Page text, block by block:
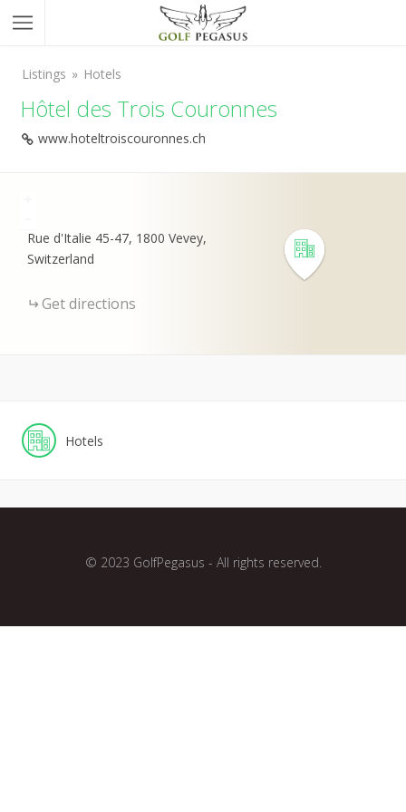
Listings Hotels
Hôtel des Trois Couronnes
www.hoteltroiscouronnes.ch
Rue d'Italie 45-47, 1800 Vevey,
Switzerland
Get directions
Hotels
© 2023 GolfPegasus - All rights reserved.